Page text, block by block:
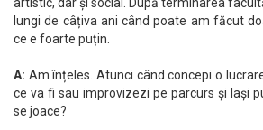
artistic, dar și social. După terminarea
lungi de câțiva ani când poate am făcut
ce e foarte puțin.
A: Am înțeles. Atunci când concepi o
ce va fi sau improvizezi pe parcurs și lași
se joace?